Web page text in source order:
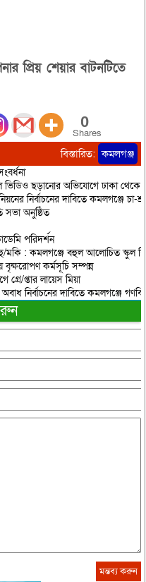
প্রিয় শেয়ার বাটনটিতে
0
Shares
বিস্তারিত: কমলগঞ্জ
ছড়ানোর অভিযোগে ঢাকা থেকে
নির্বাচনের দাবিতে কমলগঞ্জে চা-
সভা অনুষ্ঠিত
পরিদর্শন
মকি : কমলগঞ্জে বহুল আলোচিত স্কুল
বৃক্ষরোপণ কর্মসূচি সম্পন্ন
প্তার লায়েস মিয়া
নির্বাচনের দাবিতে কমলগঞ্জে